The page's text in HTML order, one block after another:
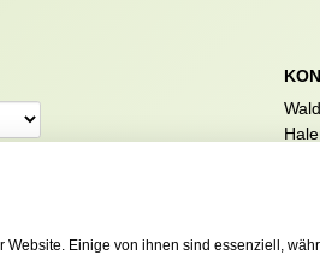
sv.de
Website. Einige von ihnen sind essenziell,